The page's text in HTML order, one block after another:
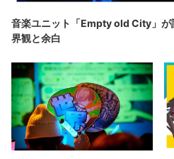
音楽ユニット「Empty old City」
界観と余白